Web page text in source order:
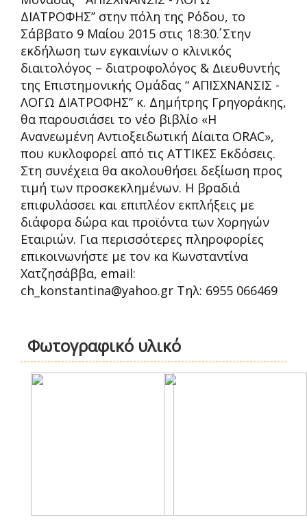
ΔΙΑΤΡΟΦΗΣ’’ στην πόλη της Ρόδου, το
Σάββατο 9 Μαίου 2015 στις 18:30΄. Στην
εκδήλωση των εγκαινίων ο κλινικός
διαιτολόγος – διατροφολόγος & Διευθυντής
της Επιστημονικής Ομάδας “ ΑΠΙΣΧΝΑΝΣΙΣ -
ΛΟΓΩ ΔΙΑΤΡΟΦΗΣ’’ κ. Δημήτρης Γρηγοράκης,
θα παρουσιάσει το νέο βιβλίο «Η
Ανανεωμένη Αντιοξειδωτική Δίαιτα ORAC»,
που κυκλοφορεί από τις ΑΤΤΙΚΕΣ Εκδόσεις.
Στη συνέχεια θα ακολουθήσει δεξίωση προς
τιμή των προσκεκλημένων. Η βραδιά
επιφυλάσσει και επιπλέον εκπλήξεις με
διάφορα δώρα και προϊόντα των Χορηγών
Εταιριών. Για περισσότερες πληροφορίες
επικοινωνήστε με τον κα Κωνσταντίνα
Χατζησάββα, email:
ch_konstantina@yahoo.gr Τηλ: 6955 066469
Φωτογραφικό υλικό